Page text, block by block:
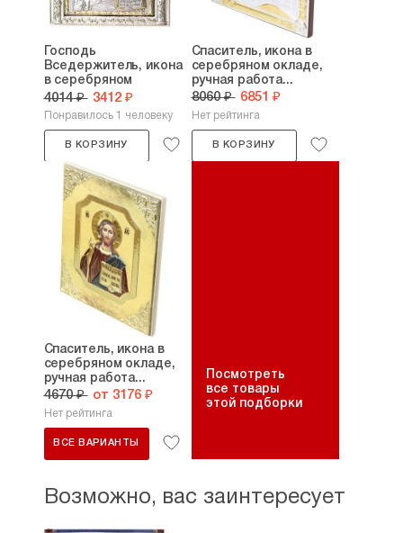
Господь
Вседержитель, икона
в серебряном
окладе,...
4014 ₽ 3412 ₽
Понравилось 1 человеку
В КОРЗИНУ
Спаситель, икона в
серебряном окладе,
ручная работа...
8060 ₽ 6851 ₽
Нет рейтинга
В КОРЗИНУ
Спаситель, икона в
серебряном окладе,
ручная работа...
4670 ₽ от 3176 ₽
Нет рейтинга
ВСЕ ВАРИАНТЫ
Посмотреть
все товары
этой подборки
Возможно, вас заинтересует